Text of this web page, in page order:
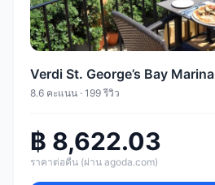
Verdi St. George’s Bay Marina
8.6 คะแนน · 199 รีวิว
฿ 8,622.03
ราคาต่อคืน (ผ่าน agoda.com)